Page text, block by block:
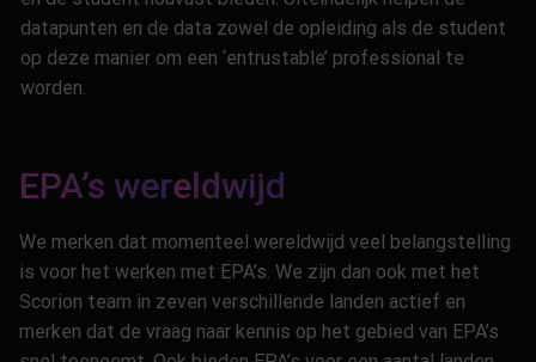
datapunten en de data zowel de opleiding als de student
op deze manier om een ‘entrustable’ professional te
worden.
EPA’s wereldwijd
We merken dat momenteel wereldwijd veel belangstelling
is voor het werken met EPA’s. We zijn dan ook met het
Scorion team in zeven verschillende landen actief en
merken dat de vraag naar kennis op het gebied van EPA’s